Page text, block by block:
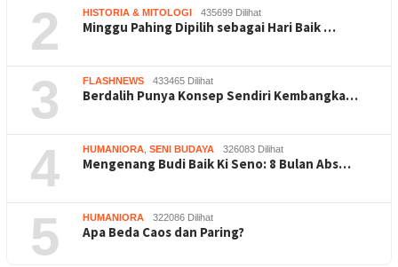
2 HISTORIA & MITOLOGI 435699 Dilihat
Minggu Pahing Dipilih sebagai Hari Baik …
3 FLASHNEWS 433465 Dilihat
Berdalih Punya Konsep Sendiri Kembangka…
4 HUMANIORA SENI BUDAYA 326083 Dilihat
Mengenang Budi Baik Ki Seno: 8 Bulan Abs…
5 HUMANIORA 322086 Dilihat
Apa Beda Caos dan Paring?